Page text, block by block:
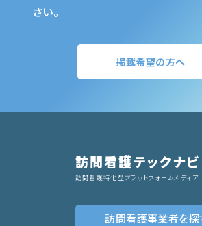
さい。
掲載希望の方へ
訪問看護テックナビ
訪問看護特化型プラットフォームメディア
訪問看護事業者を探